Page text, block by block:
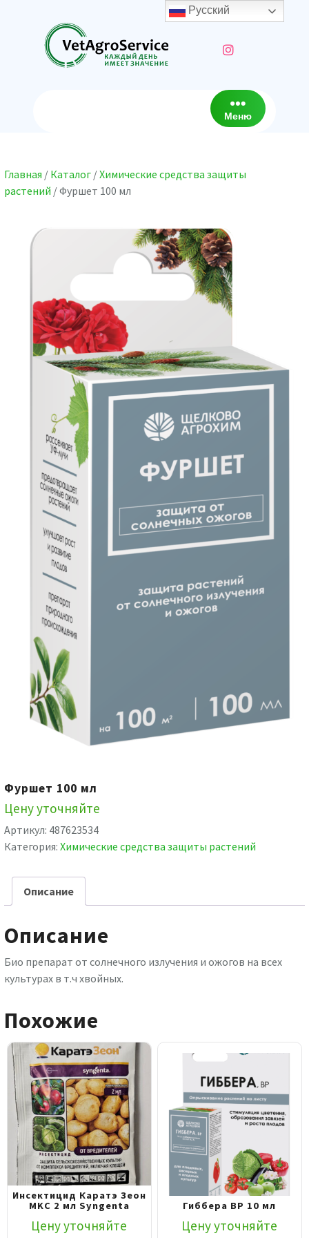
содержимому
Меню
Главная / Каталог /Химические средства защиты
растений / Фуршет 100 мл
Фуршет 100 мл
Цену уточняйте
Артикул: 487623534
Категория: Химические средства защиты растений
Описание
Описание
Био препарат от солнечного излучения и ожогов на всех
культурах в т.ч хвойных.
Похожие
Инсектицид Каратэ Зеон
MKC 2 мл Syngenta
Цену уточняйте
Гиббера ВР 10 мл
Цену уточняйте
Русский